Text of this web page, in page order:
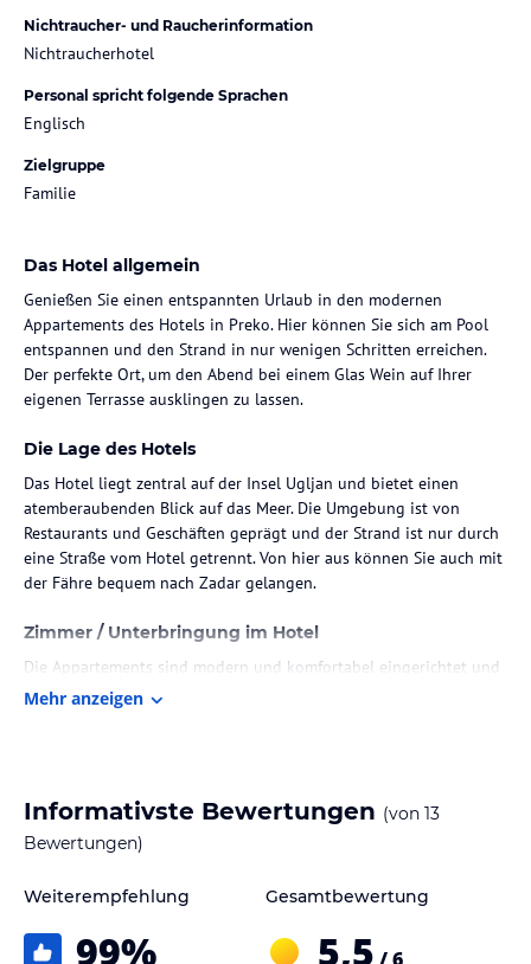
Nichtraucher- und Raucherinformation
Nichtraucherhotel
Personal spricht folgende Sprachen
Englisch
Zielgruppe
Familie
Das Hotel allgemein
Genießen Sie einen entspannten Urlaub in den modernen
Appartements des Hotels in Preko. Hier können Sie sich am Pool
entspannen und den Strand in nur wenigen Schritten erreichen.
Der perfekte Ort, um den Abend bei einem Glas Wein auf Ihrer
eigenen Terrasse ausklingen zu lassen.
Die Lage des Hotels
Das Hotel liegt zentral auf der Insel Ugljan und bietet einen
atemberaubenden Blick auf das Meer. Die Umgebung ist von
Restaurants und Geschäften geprägt und der Strand ist nur durch
eine Straße vom Hotel getrennt. Von hier aus können Sie auch mit
der Fähre bequem nach Zadar gelangen.
Zimmer / Unterbringung im Hotel
Die Appartements sind modern und komfortabel eingerichtet und
bieten einen Blick auf das Meer oder den Garten. Sie verfügen
Das Hotel bietet verschiedene Verpflegungsoptionen, darunter
Frühstück und Abendessen. Das Frühstück wird als Buffet
Restaurant des Hotels bietet eine vielfältige Auswahl an Gerichten,
Mehr anzeigen
Informativste Bewertungen (von 13
Bewertungen)
Weiterempfehlung
99%
Gesamtbewertung
5,5